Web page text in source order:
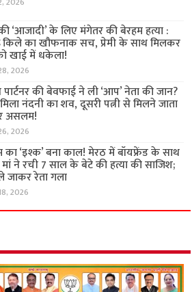
‘आजादी’ के लिए मंगेतर की बेरहम हत्या :
किले का खौफनाक सच, प्रेमी के साथ मिलकर
खाई में धकेला!
2026
की बेवफाई ने ली ‘आप’ नेता की जान?
नंदनी का शव, दूसरी पत्नी से मिलने जाता
असलम!
2026
का ‘इश्क’ बना काल! मेरठ में बॉयफ्रेंड के साथ
ने रची 7 साल के बेटे की हत्या की साजिश;
जाकर रेता गला
2026